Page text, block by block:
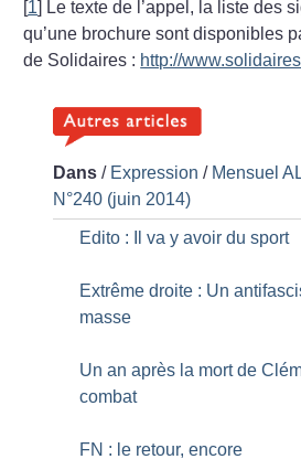
[1] Le texte de l’appel, la liste des
qu’une brochure sont disponibles
de Solidaires : http://
Dans / Expression / Mensuel
N°240 (juin 2014)
Edito : Il va y avoir du sport
Extrême droite : Un
masse
Un an après la mort de
combat
FN : le retour, encore